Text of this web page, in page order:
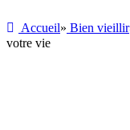
Accueil» Bien vieillir
votre vie